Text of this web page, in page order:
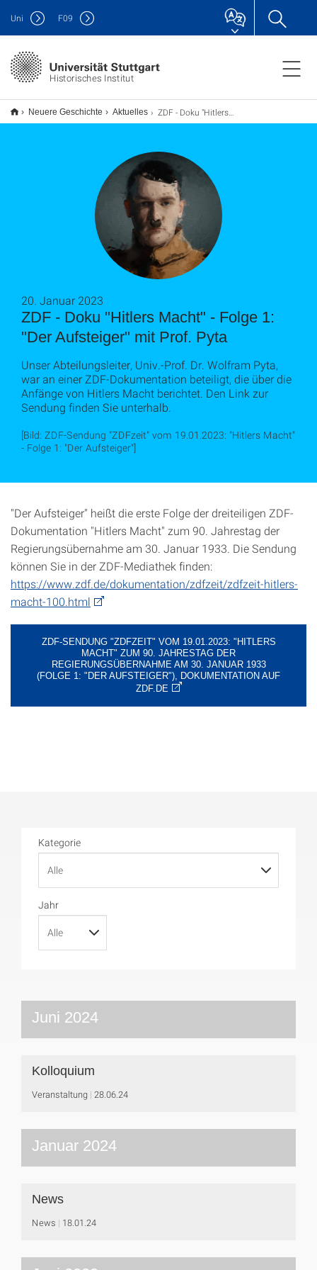
Historisches Institut
Uni F09
Neuere Geschichte Aktuelles ZDF - Doku "Hitlers Macht" - Folge 1: "Der Aufsteiger" mit Prof. Pyta
ZDF - Doku "Hitlers Macht" - Folge 1:
"Der Aufsteiger" mit Prof. Pyta
20. Januar 2023
Unser Abteilungsleiter, Univ.-Prof. Dr. Wolfram Pyta,
war an einer ZDF-Dokumentation beteiligt, die über die
Anfänge von Hitlers Macht berichtet. Den Link zur
Sendung finden Sie unterhalb.
[Bild: ZDF-Sendung "ZDFzeit" vom 19.01.2023: "Hitlers Macht"
- Folge 1: "Der Aufsteiger"]
"Der Aufsteiger" heißt die erste Folge der dreiteiligen ZDF-
Dokumentation "Hitlers Macht" zum 90. Jahrestag der
Regierungsübernahme am 30. Januar 1933. Die Sendung
können Sie in der ZDF-Mediathek finden:
https://www.zdf.de/dokumentation/zdfzeit/zdfzeit-hitlers-
macht-100.html
ZDF-SENDUNG "ZDFZEIT" VOM 19.01.2023: "HITLERS
MACHT" ZUM 90. JAHRESTAG DER
REGIERUNGSÜBERNAHME AM 30. JANUAR 1933
(FOLGE 1: "DER AUFSTEIGER"), DOKUMENTATION AUF
ZDF.DE
Kategorie
Jahr
Juni 2024
Kolloquium
Veranstaltung 28.06.24
Januar 2024
News
News 18.01.24